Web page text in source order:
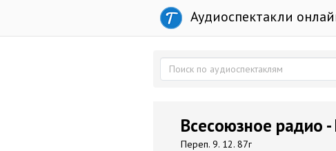
Аудиоспектакли
Всесоюзное радио
Переп. 9. 12. 87г